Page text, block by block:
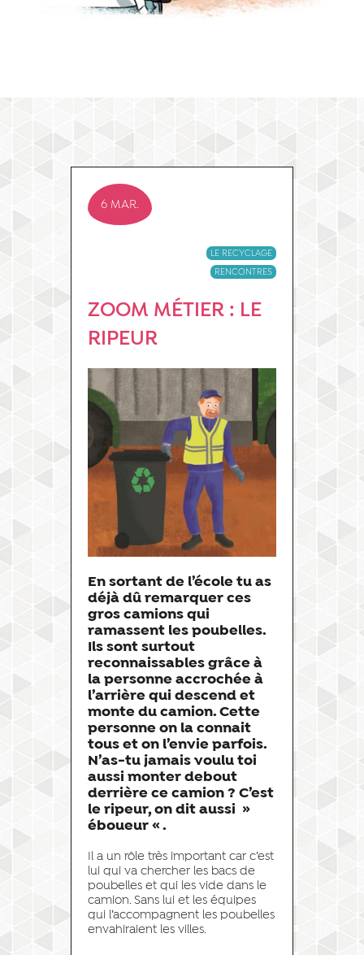
6 MAR.
LE RECYCLAGE
RENCONTRES
ZOOM MÉTIER : LE
RIPEUR
En sortant de l’école tu as
déjà dû remarquer ces
gros camions qui
ramassent les poubelles.
Ils sont surtout
reconnaissables grâce à
la personne accrochée à
l’arrière qui descend et
monte du camion. Cette
personne on la connait
tous et on l’envie parfois.
N’as-tu jamais voulu toi
aussi monter debout
derrière ce camion ? C’est
le ripeur, on dit aussi »
éboueur « .
Il a un rôle très important car c’est
lui qui va chercher les bacs de
poubelles et qui les vide dans le
camion. Sans lui et les équipes
qui l’accompagnent les poubelles
envahiraient les villes.